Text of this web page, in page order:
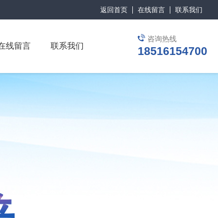
返回首页 在线留言 联系我们
咨询热线
18516154700
线留言 联系我们